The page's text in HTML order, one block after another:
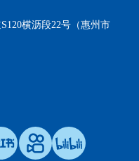
横沥段22号（惠州市